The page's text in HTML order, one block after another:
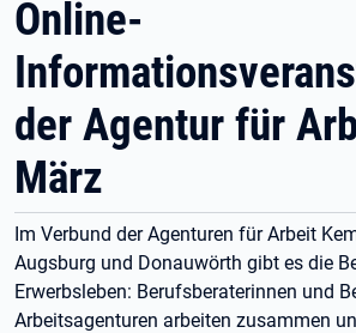
Online-
der Agentur für
März
Im Verbund der Agenturen für Arbeit
Augsburg und Donauwörth gibt es die
Erwerbsleben: Berufsberaterinnen und
Arbeitsagenturen arbeiten zusammen